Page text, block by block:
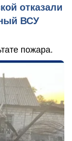
отказали
ВСУ
пожара.